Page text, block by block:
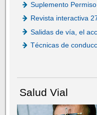
Suplemento
Revista interactiva
Salidas de vía, el
Técnicas de
Salud Vial